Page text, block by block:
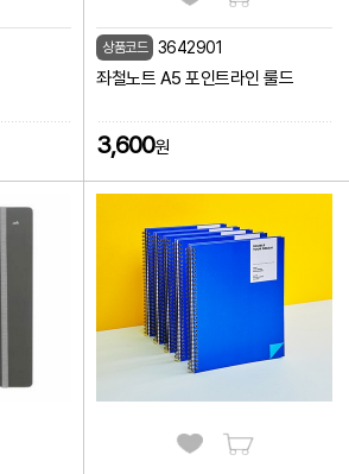
상품코드 3642901
좌철노트 A5 포인트라인 룰드
3,600원